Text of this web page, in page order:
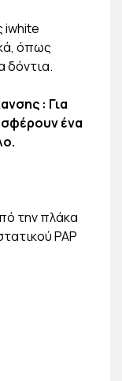
iwhite
όπως
δόντια.
: Για
ένα
την πλάκα
PAP